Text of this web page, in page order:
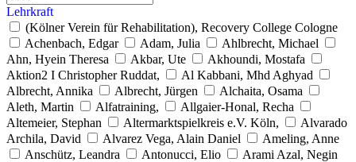
Lehrkraft
(Kölner Verein für Rehabilitation), Recovery College Cologne
Achenbach, Edgar
Adam, Julia
Ahlbrecht, Michael
Ahn, Hyein Theresa
Akbar, Ute
Akhoundi, Mostafa
Aktion2 I Christopher Ruddat,
Al Kabbani, Mhd Aghyad
Albrecht, Annika
Albrecht, Jürgen
Alchaita, Osama
Aleth, Martin
Alfatraining,
Allgaier-Honal, Recha
Altemeier, Stephan
Altermarktspielkreis e.V. Köln,
Alvarado
Archila, David
Alvarez Vega, Alain Daniel
Ameling, Anne
Anschütz, Leandra
Antonucci, Elio
Arami Azal, Negin